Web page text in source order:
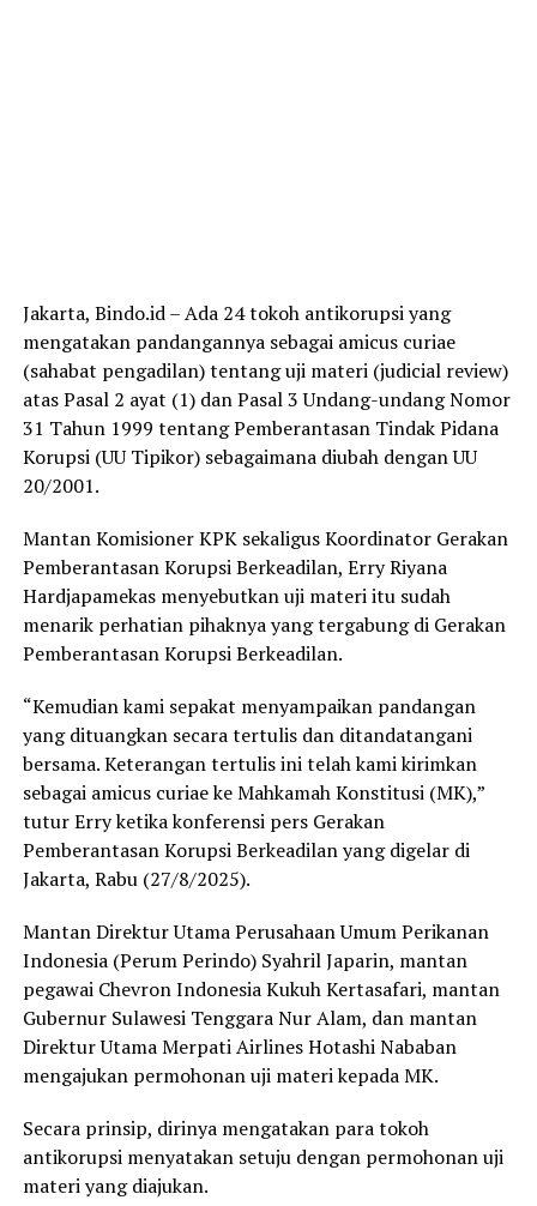
Jakarta, Bindo.id – Ada 24 tokoh antikorupsi yang
mengatakan pandangannya sebagai amicus curiae
(sahabat pengadilan) tentang uji materi (judicial review)
atas Pasal 2 ayat (1) dan Pasal 3 Undang-undang Nomor
31 Tahun 1999 tentang Pemberantasan Tindak Pidana
Korupsi (UU Tipikor) sebagaimana diubah dengan UU
20/2001.
Mantan Komisioner KPK sekaligus Koordinator Gerakan
Pemberantasan Korupsi Berkeadilan, Erry Riyana
Hardjapamekas menyebutkan uji materi itu sudah
menarik perhatian pihaknya yang tergabung di Gerakan
Pemberantasan Korupsi Berkeadilan.
“Kemudian kami sepakat menyampaikan pandangan
yang dituangkan secara tertulis dan ditandatangani
bersama. Keterangan tertulis ini telah kami kirimkan
sebagai amicus curiae ke Mahkamah Konstitusi (MK),”
tutur Erry ketika konferensi pers Gerakan
Pemberantasan Korupsi Berkeadilan yang digelar di
Jakarta, Rabu (27/8/2025).
Mantan Direktur Utama Perusahaan Umum Perikanan
Indonesia (Perum Perindo) Syahril Japarin, mantan
pegawai Chevron Indonesia Kukuh Kertasafari, mantan
Gubernur Sulawesi Tenggara Nur Alam, dan mantan
Direktur Utama Merpati Airlines Hotashi Nababan
mengajukan permohonan uji materi kepada MK.
Secara prinsip, dirinya mengatakan para tokoh
antikorupsi menyatakan setuju dengan permohonan uji
materi yang diajukan.